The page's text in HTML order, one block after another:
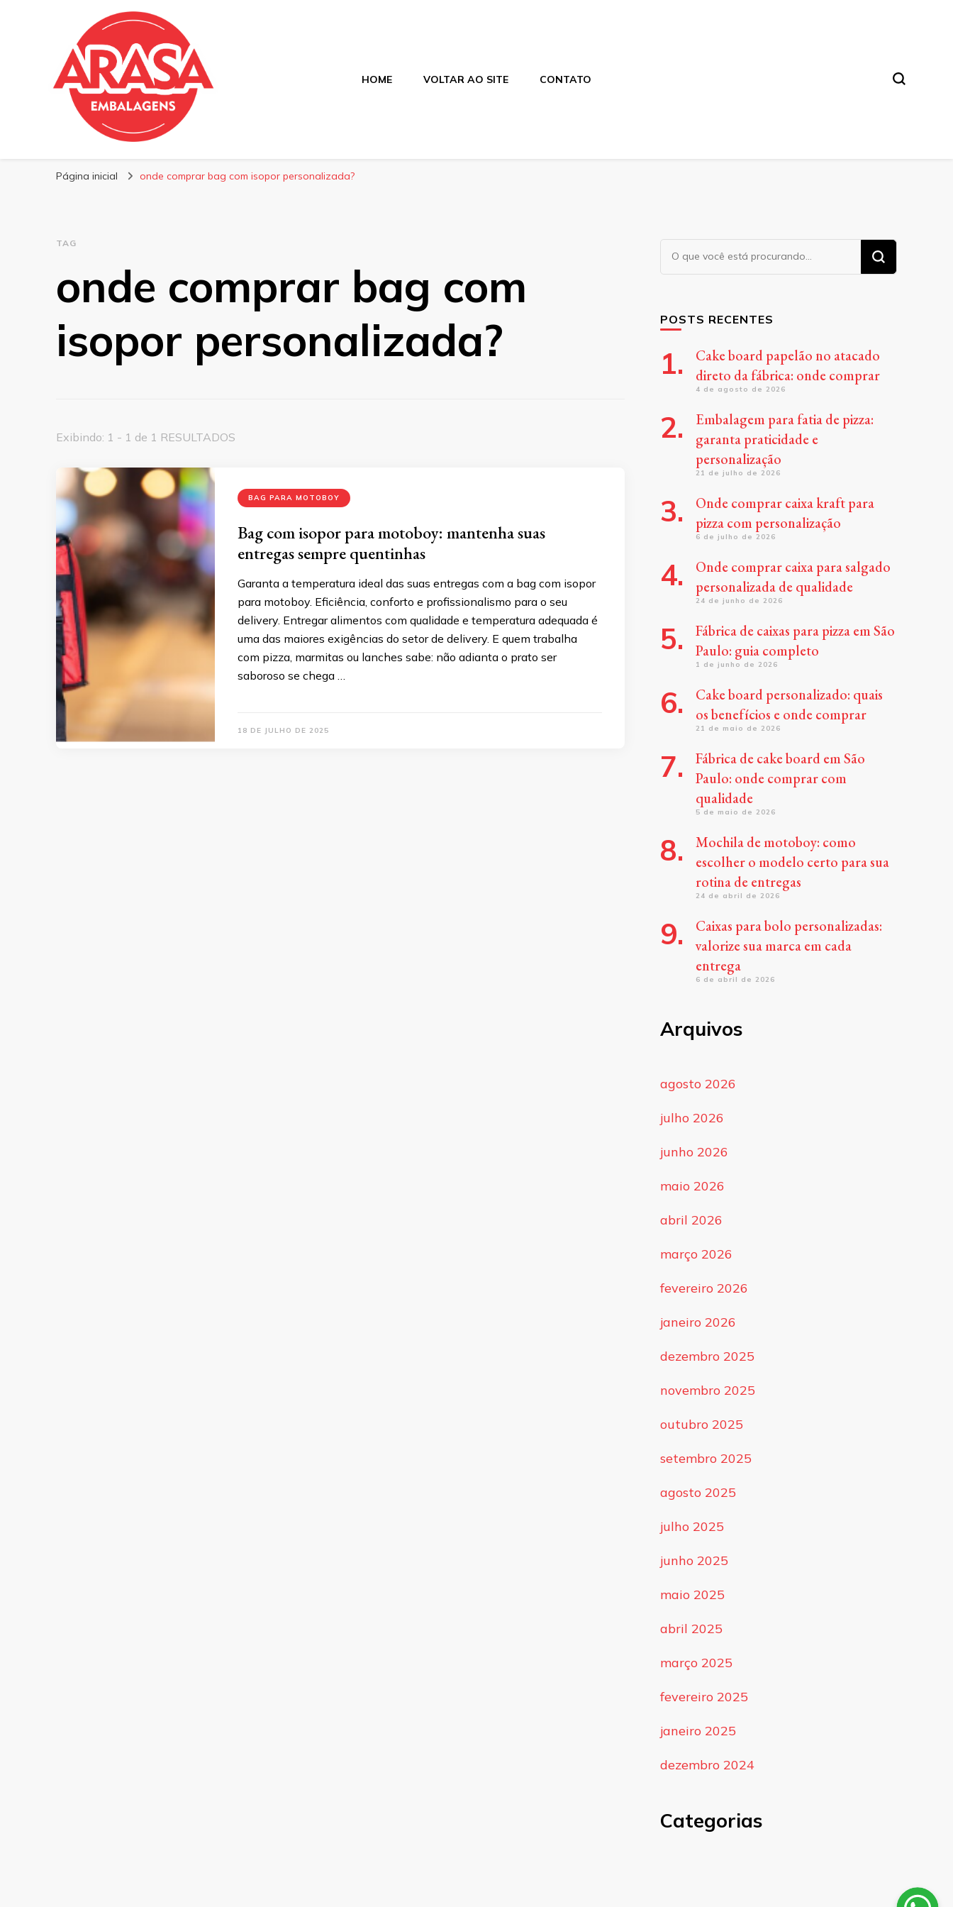
Blog | Arasa Embalagens
HOME VOLTAR AO SITE CONTATO
Página inicial onde comprar bag com isopor personalizada?
TAG
onde comprar bag com
isopor personalizada?
Exibindo: 1 - 1 de 1 RESULTADOS
BAG PARA MOTOBOY
Bag com isopor para motoboy: mantenha suas
entregas sempre quentinhas
Garanta a temperatura ideal das suas entregas com a bag com isopor
para motoboy. Eficiência, conforto e profissionalismo para o seu
delivery. Entregar alimentos com qualidade e temperatura adequada é
uma das maiores exigências do setor de delivery. E quem trabalha
com pizza, marmitas ou lanches sabe: não adianta o prato ser
saboroso se chega …
18 DE JULHO DE 2025
Procurando
algo?
POSTS RECENTES
Cake board papelão no atacado
direto da fábrica: onde comprar
4 de agosto de 2026
Embalagem para fatia de pizza:
garanta praticidade e
personalização
21 de julho de 2026
Onde comprar caixa kraft para
pizza com personalização
6 de julho de 2026
Onde comprar caixa para salgado
personalizada de qualidade
24 de junho de 2026
Fábrica de caixas para pizza em São
Paulo: guia completo
1 de junho de 2026
Cake board personalizado: quais
os benefícios e onde comprar
21 de maio de 2026
Fábrica de cake board em São
Paulo: onde comprar com
qualidade
5 de maio de 2026
Mochila de motoboy: como
escolher o modelo certo para sua
rotina de entregas
24 de abril de 2026
Caixas para bolo personalizadas:
valorize sua marca em cada
entrega
6 de abril de 2026
Arquivos
agosto 2026
julho 2026
junho 2026
maio 2026
abril 2026
março 2026
fevereiro 2026
janeiro 2026
dezembro 2025
novembro 2025
outubro 2025
setembro 2025
agosto 2025
julho 2025
junho 2025
maio 2025
abril 2025
março 2025
fevereiro 2025
janeiro 2025
dezembro 2024
Categorias